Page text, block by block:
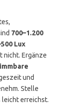
700–1.200
Lux
nicht. Ergänze
und
Stelle
leicht erreichst.